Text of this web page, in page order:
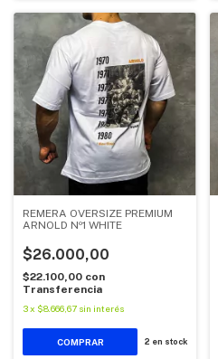
REMERA OVERSIZE PREMIUM
ARNOLD Nº1 WHITE
$26.000,00
$22.100,00 con
Transferencia
3x $8.666,67 sin interés
COMPRAR 2 en stock